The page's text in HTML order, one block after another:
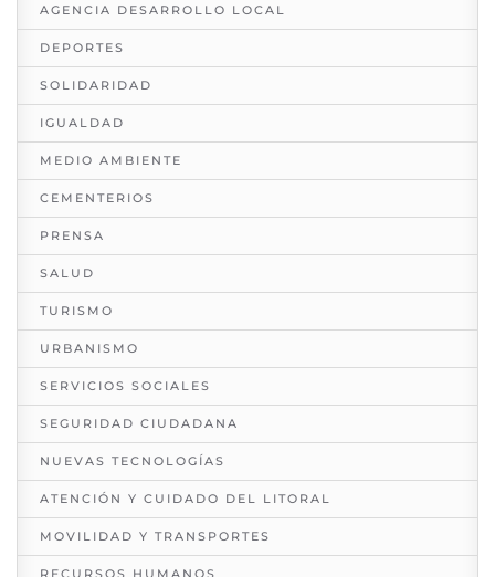
AGENCIA DESARROLLO LOCAL
DEPORTES
SOLIDARIDAD
IGUALDAD
MEDIO AMBIENTE
CEMENTERIOS
PRENSA
SALUD
TURISMO
URBANISMO
SERVICIOS SOCIALES
SEGURIDAD CIUDADANA
NUEVAS TECNOLOGÍAS
ATENCIÓN Y CUIDADO DEL LITORAL
MOVILIDAD Y TRANSPORTES
RECURSOS HUMANOS